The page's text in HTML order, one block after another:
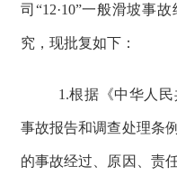
司“12·10”一般滑坡事
究，现批复如下：
1.根据《中华人
事故报告和调查处理条
的事故经过、原因、责